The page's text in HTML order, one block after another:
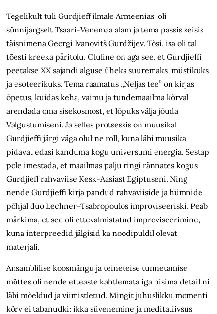
Tegelikult tuli Gurdjieff ilmale Armeenias, oli
sünnijärgselt Tsaari-Venemaa alam ja tema passis seisis
täisnimena Georgi Ivanovitš Gurdžijev. Tõsi, isa oli tal
tõesti kreeka päritolu. Oluline on aga see, et Gurdjieffi
peetakse XX sajandi alguse üheks suuremaks müstikuks
ja esoteerikuks. Tema raamatus „Neljas tee” on kirjas
õpetus, kuidas keha, vaimu ja tundemaailma kõrval
arendada oma sisekosmost, et lõpuks välja jõuda
Valgustumiseni. Ja selles protsessis on muusikal
Gurdjieffi järgi väga oluline roll, kuna läbi muusika
pidavat edasi kanduma kogu universumi energia. Sestap
pole imestada, et maailmas palju ringi rännates kogus
Gurdjieff rahvaviise Kesk-Aasiast Egiptuseni. Ning
nende Gurdjieffi kirja pandud rahvaviiside ja hümnide
põhjal duo Lechner–Tsabropoulos improviseeriski. Peab
märkima, et see oli ettevalmistatud improviseerimine,
kuna interpreedid jälgisid ka noodipuldil olevat
materjali.
Ansamblilise koosmängu ja teineteise tunnetamise
mõttes oli nende etteaste kahtlemata iga pisima detailini
läbi mõeldud ja viimistletud. Mingit juhuslikku momenti
kõrv ei tabanudki: ikka süvenemine ja meditatiivsus